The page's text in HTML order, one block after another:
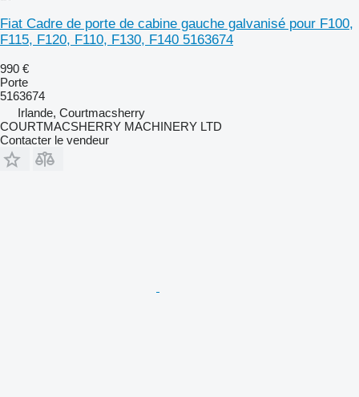
Fiat Cadre de porte de cabine gauche galvanisé pour F100,
F115, F120, F110, F130, F140 5163674
990 €
Porte
5163674
Irlande, Courtmacsherry
COURTMACSHERRY MACHINERY LTD
Contacter le vendeur